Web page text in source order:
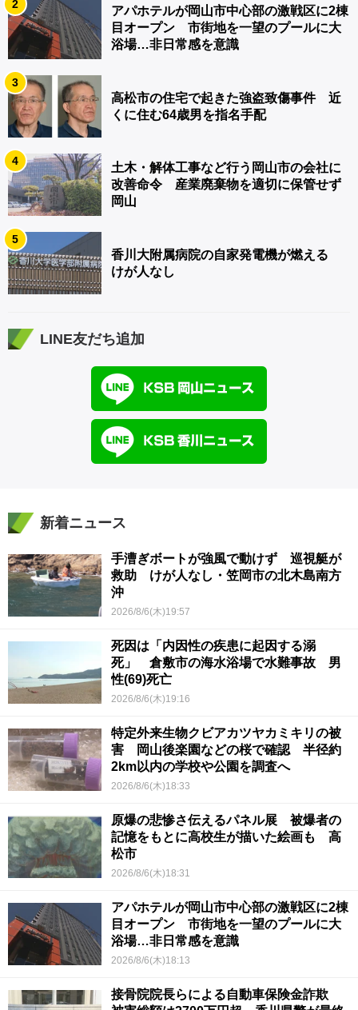
2
アパホテルが岡山市中心部の激戦区に2棟
目オープン 市街地を一望のプールに大
浴場…非日常感を意識
3
高松市の住宅で起きた強盗致傷事件 近
くに住む64歳男を指名手配
4
土木・解体工事など行う岡山市の会社に
改善命令 産業廃棄物を適切に保管せず
岡山
5
香川大附属病院の自家発電機が燃える
けが人なし
LINE友だち追加
新着ニュース
手漕ぎボートが強風で動けず 巡視艇が
救助 けが人なし・笠岡市の北木島南方
沖
2026/8/6(木)19:57
死因は「内因性の疾患に起因する溺
死」 倉敷市の海水浴場で水難事故 男
性(69)死亡
2026/8/6(木)19:16
特定外来生物クビアカツヤカミキリの被
害 岡山後楽園などの桜で確認 半径約
2km以内の学校や公園を調査へ
2026/8/6(木)18:33
原爆の悲惨さ伝えるパネル展 被爆者の
記憶をもとに高校生が描いた絵画も 高
松市
2026/8/6(木)18:31
アパホテルが岡山市中心部の激戦区に2棟
目オープン 市街地を一望のプールに大
浴場…非日常感を意識
2026/8/6(木)18:13
接骨院院長らによる自動車保険金詐欺